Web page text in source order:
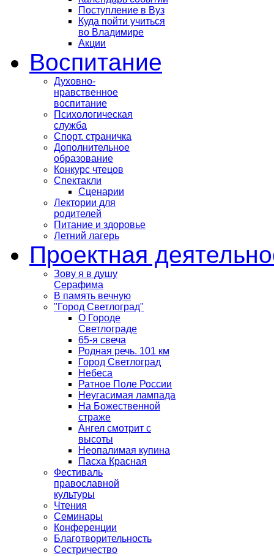
Поступление в Вуз
Куда пойти учиться
во Владимире
Акции
Воспитание
Духовно-
нравственное
воспитание
Психологическая
служба
Спорт. страничка
Дополнительное
образование
Конкурс чтецов
Спектакли
Сценарии
Лектории для
родителей
Питание и здоровье
Летний лагерь
Проектная
Зову я в душу
Серафима
В память вечную
"Город Светлоград"
О Городе
Светлограде
65-я свеча
Родная речь. 101 км
Город Светлоград
Небеса
Ратное Поле России
Неугасимая лампада
На Божественной
страже
Ангел смотрит с
высоты
Неопалимая купина
Пасха Красная
Фестиваль
православной
культуры
Чтения
Семинары
Конференции
Благотворительность
Сестричество